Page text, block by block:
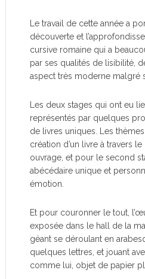
Le travail de cette année a
découverte et
cursive romaine qui a
par ses qualités de lisibilité,
aspect très moderne malgré
Les deux stages qui ont eu
représentés par quelques
de livres uniques. Les
création d’un livre à travers le
ouvrage, et pour le second
abécédaire unique et
émotion.
Et pour couronner le tout,
exposée dans le hall de la
géant se déroulant en
quelques lettres, et jouant
comme lui, objet de papier